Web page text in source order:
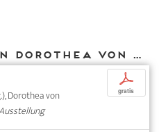
Weitere Texte von Dorothea von Hantelmann bei DIAPHANES
Dorothea von
p
gratis